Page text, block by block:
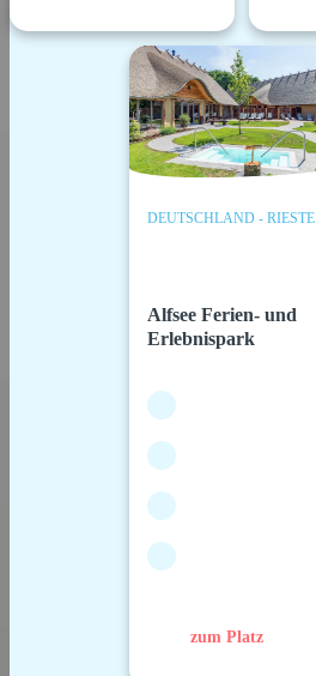
DEUTSCHLAND - RIESTE
Alfsee Ferien- und
Erlebnispark
zum Platz